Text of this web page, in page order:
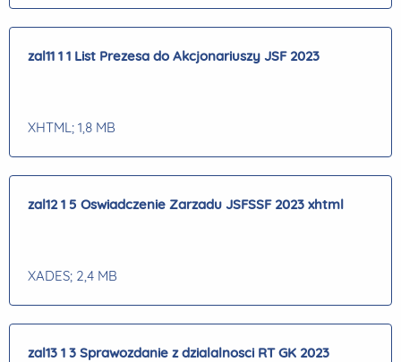
zal11 1 1 List Prezesa do Akcjonariuszy JSF 2023
XHTML; 1,8 MB
zal12 1 5 Oswiadczenie Zarzadu JSFSSF 2023 xhtml
XADES; 2,4 MB
zal13 1 3 Sprawozdanie z dzialalnosci RT GK 2023